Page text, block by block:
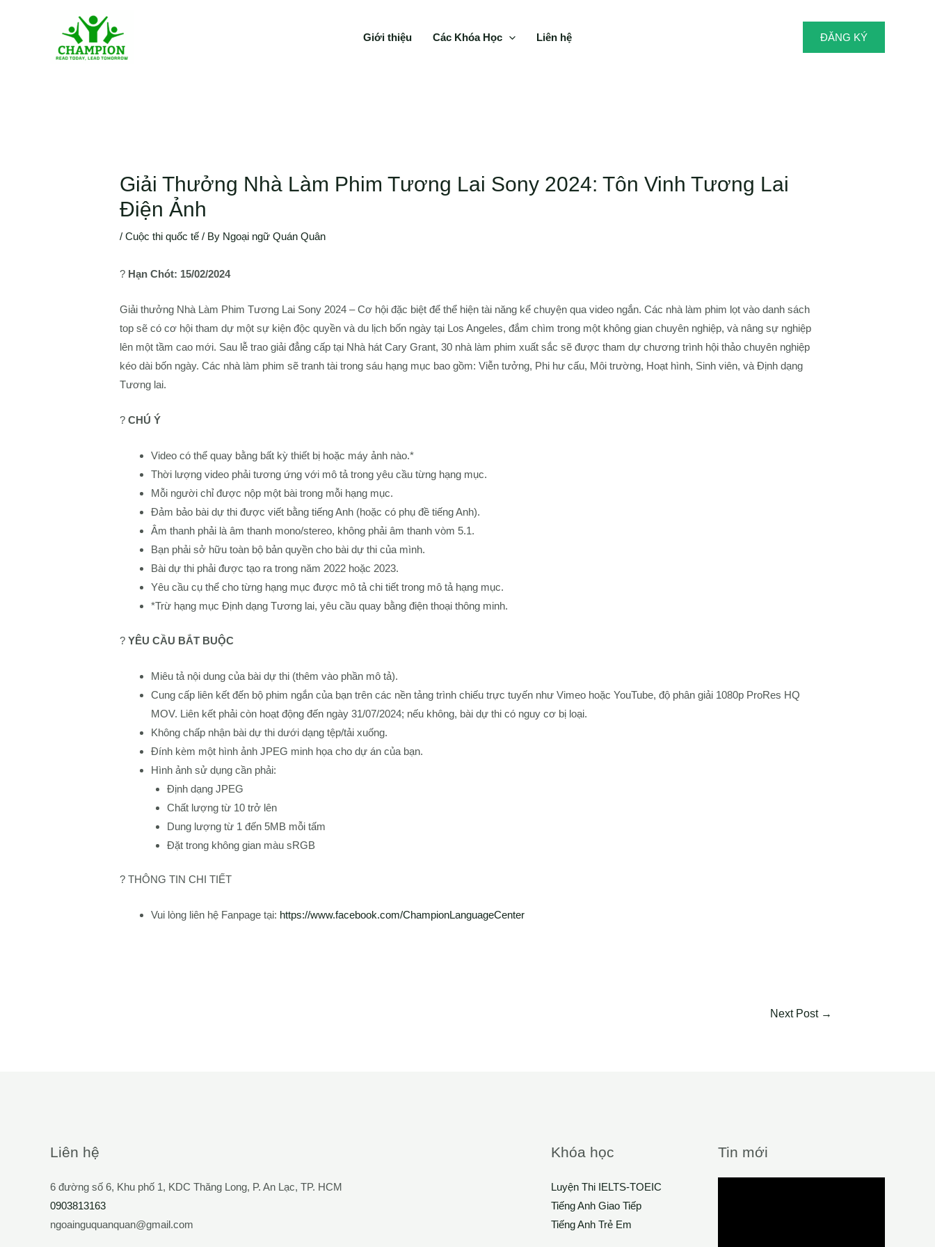
Giới thiệu Các Khóa Học Liên hệ ĐĂNG KÝ
Giải Thưởng Nhà Làm Phim Tương Lai Sony 2024: Tôn Vinh Tương Lai
Điện Ảnh
/Cuộc thi quốc tế / By Ngoại ngữ Quán Quân
? Hạn Chót: 15/02/2024
Giải thưởng Nhà Làm Phim Tương Lai Sony 2024 – Cơ hội đặc biệt để thể hiện tài năng kể chuyện qua video ngắn. Các nhà làm phim lọt vào danh sách
top sẽ có cơ hội tham dự một sự kiện độc quyền và du lịch bốn ngày tại Los Angeles, đắm chìm trong một không gian chuyên nghiệp, và nâng sự nghiệp
lên một tầm cao mới. Sau lễ trao giải đẳng cấp tại Nhà hát Cary Grant, 30 nhà làm phim xuất sắc sẽ được tham dự chương trình hội thảo chuyên nghiệp
kéo dài bốn ngày. Các nhà làm phim sẽ tranh tài trong sáu hạng mục bao gồm: Viễn tưởng, Phi hư cấu, Môi trường, Hoạt hình, Sinh viên, và Định dạng
Tương lai.
?CHÚ Ý
Video có thể quay bằng bất kỳ thiết bị hoặc máy ảnh nào.*
Thời lượng video phải tương ứng với mô tả trong yêu cầu từng hạng mục.
Mỗi người chỉ được nộp một bài trong mỗi hạng mục.
Đảm bảo bài dự thi được viết bằng tiếng Anh (hoặc có phụ đề tiếng Anh).
Âm thanh phải là âm thanh mono/stereo, không phải âm thanh vòm 5.1.
Bạn phải sở hữu toàn bộ bản quyền cho bài dự thi của mình.
Bài dự thi phải được tạo ra trong năm 2022 hoặc 2023.
Yêu cầu cụ thể cho từng hạng mục được mô tả chi tiết trong mô tả hạng mục.
*Trừ hạng mục Định dạng Tương lai, yêu cầu quay bằng điện thoại thông minh.
?YÊU CẦU BẮT BUỘC
Miêu tả nội dung của bài dự thi (thêm vào phần mô tả).
Cung cấp liên kết đến bộ phim ngắn của bạn trên các nền tảng trình chiếu trực tuyến như Vimeo hoặc YouTube, độ phân giải 1080p ProRes HQ
MOV. Liên kết phải còn hoạt động đến ngày 31/07/2024; nếu không, bài dự thi có nguy cơ bị loại.
Không chấp nhận bài dự thi dưới dạng tệp/tải xuống.
Đính kèm một hình ảnh JPEG minh họa cho dự án của bạn.
Hình ảnh sử dụng cần phải:
Định dạng JPEG
Chất lượng từ 10 trở lên
Dung lượng từ 1 đến 5MB mỗi tấm
Đặt trong không gian màu sRGB
? THÔNG TIN CHI TIẾT
Vui lòng liên hệ Fanpage tại: https://www.facebook.com/ChampionLanguageCenter
Next Post →
Liên hệ
6 đường số 6, Khu phố 1, KDC Thăng Long, P. An Lạc, TP. HCM
0903813163
ngoainguquanquan@gmail.com
Khóa học
Luyện Thi IELTS-TOEIC
Tiếng Anh Giao Tiếp
Tiếng Anh Trẻ Em
Tin mới